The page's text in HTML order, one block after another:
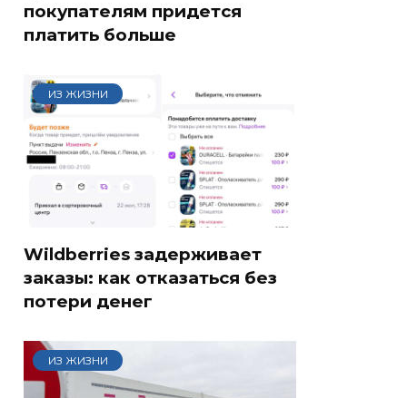
покупателям придется
платить больше
ИЗ ЖИЗНИ
Wildberries задерживает
заказы: как отказаться без
потери денег
ИЗ ЖИЗНИ